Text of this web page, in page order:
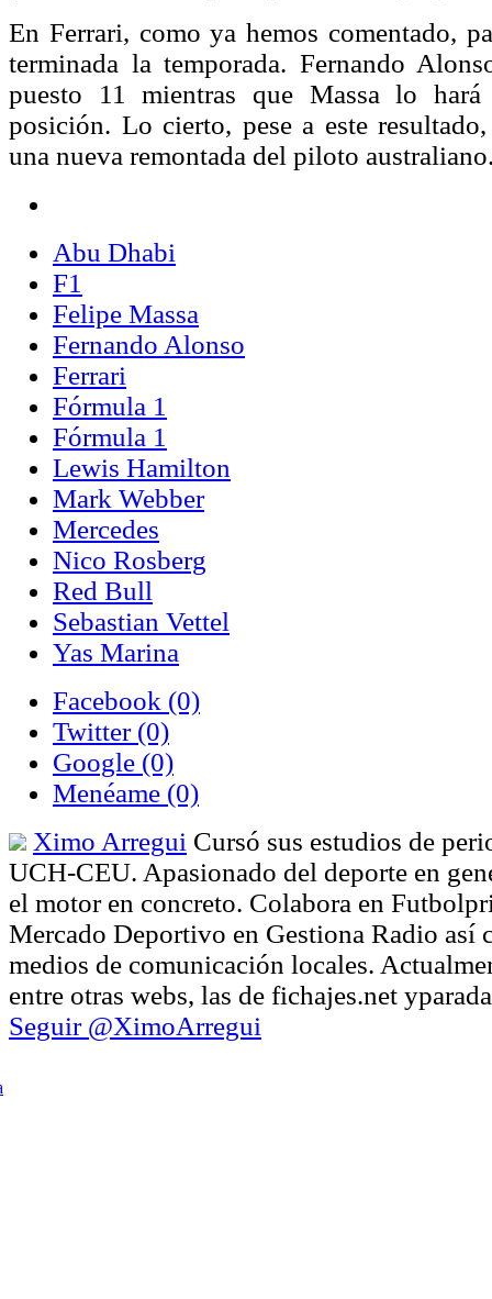
En Ferrari, como ya hemos comentado,
terminada la temporada. Fernando
puesto 11 mientras que Massa lo
posición. Lo cierto, pese a este resultado,
una nueva remontada del piloto
Abu Dhabi
F1
Felipe Massa
Fernando Alonso
Ferrari
Fórmula 1
Fórmula 1
Lewis Hamilton
Mark Webber
Mercedes
Nico Rosberg
Red Bull
Sebastian Vettel
Yas Marina
Facebook (0)
Twitter (0)
Google (0)
Menéame (0)
Ximo Arregui Cursó sus estudios de
UCH-CEU. Apasionado del deporte en
el motor en concreto. Colabora en
Mercado Deportivo en Gestiona Radio así
medios de comunicación locales.
entre otras webs, las de fichajes.net
Seguir @XimoArregui